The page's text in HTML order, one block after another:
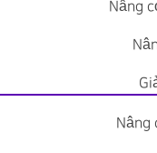
Nâng
Nâng